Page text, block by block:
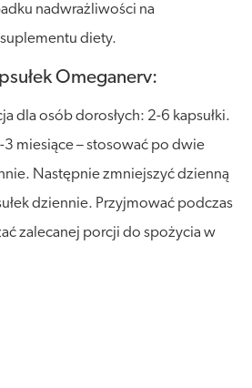
nadwrażliwości na
diety.
Omeganerv:
dla osób dorosłych: 2-6 kapsułki.
3 miesiące – stosować po dwie
Następnie zmniejszyć dzienną
dziennie. Przyjmować podczas
zalecanej porcji do spożycia w